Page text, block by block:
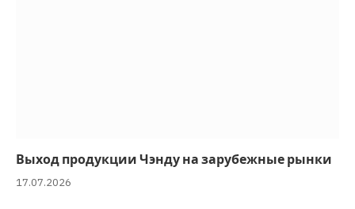
Выход продукции Чэнду на зарубежные рынки
17.07.2026